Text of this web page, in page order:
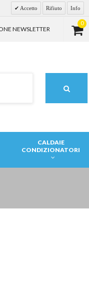
Accetto Rifiuto Info
0
NEWSLETTER
CALDAIE
CONDIZIONATORI